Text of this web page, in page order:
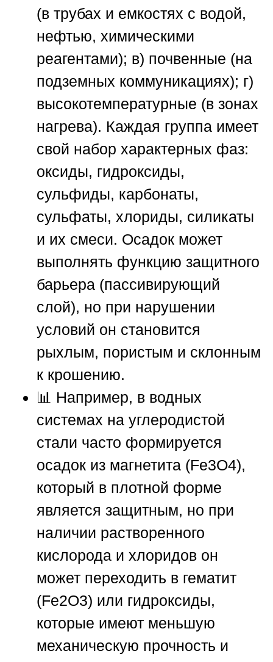
(в трубах и емкостях с водой,
нефтью, химическими
реагентами); в) почвенные (на
подземных коммуникациях); г)
высокотемпературные (в зонах
нагрева). Каждая группа имеет
свой набор характерных фаз:
оксиды, гидроксиды,
сульфиды, карбонаты,
сульфаты, хлориды, силикаты
и их смеси. Осадок может
выполнять функцию защитного
барьера (пассивирующий
слой), но при нарушении
условий он становится
рыхлым, пористым и склонным
к крошению.
📊 Например, в водных
системах на углеродистой
стали часто формируется
осадок из магнетита (Fe3O4),
который в плотной форме
является защитным, но при
наличии растворенного
кислорода и хлоридов он
может переходить в гематит
(Fe2O3) или гидроксиды,
которые имеют меньшую
механическую прочность и